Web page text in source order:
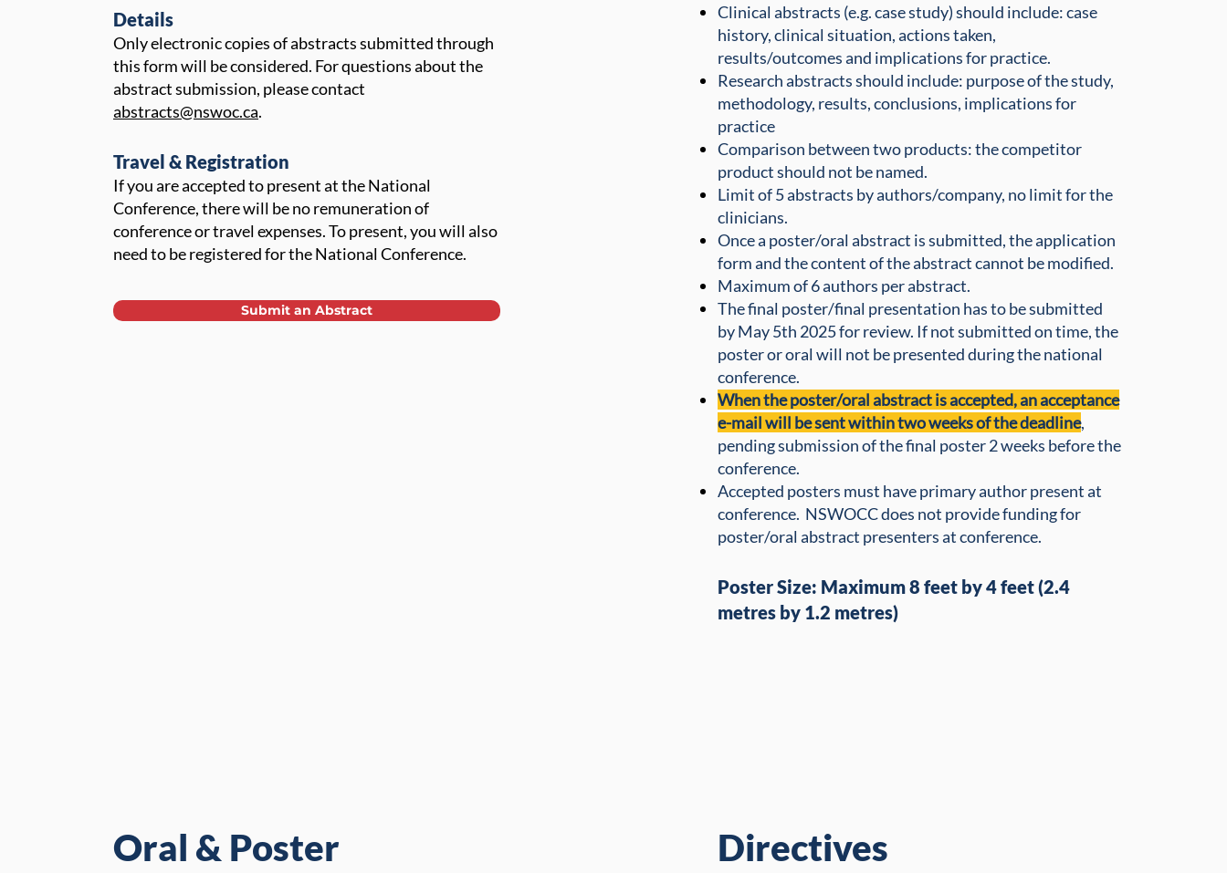
Details
Only electronic copies of abstracts submitted through
this form will be considered. For questions about the
abstract submission, please contact
abstracts@nswoc.ca.
Travel & Registration
If you are accepted to present at the National
Conference, there will be no remuneration of
conference or travel expenses. To present, you will also
need to be registered for the National Conference.
Submit an Abstract
Clinical abstracts (e.g. case study) should include: case
history, clinical situation, actions taken,
results/outcomes and implications for practice.
Research abstracts should include: purpose of the study,
methodology, results, conclusions, implications for
practice
Comparison between two products: the competitor
product should not be named.
Limit of 5 abstracts by authors/company, no limit for the
clinicians.
Once a poster/oral abstract is submitted, the application
form and the content of the abstract cannot be modified.
Maximum of 6 authors per abstract.
The final poster/final presentation has to be submitted
by May 5th 2025 for review. If not submitted on time, the
poster or oral will not be presented during the national
conference.
When the poster/oral abstract is accepted, an acceptance
e-mail will be sent within two weeks of the deadline,
pending submission of the final poster 2 weeks before the
conference.
Accepted posters must have primary author present at
conference. NSWOCC does not provide funding for
poster/oral abstract presenters at conference.
Poster Size: Maximum 8 feet by 4 feet (2.4
metres by 1.2 metres)
Oral & Poster
Directives